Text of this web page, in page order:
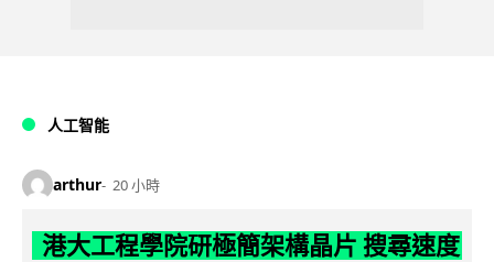
人工智能
arthur 20 小時
港大工程學院研極簡架構晶片 搜尋速度